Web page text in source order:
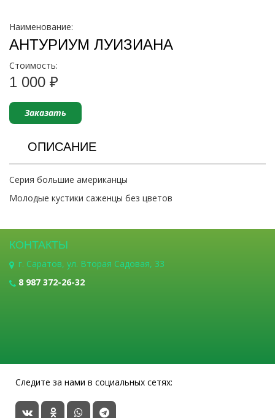
Наименование:
АНТУРИУМ ЛУИЗИАНА
Стоимость:
1 000 ₽
Заказать
ОПИСАНИЕ
Серия большие американцы
Молодые кустики саженцы без цветов
КОНТАКТЫ
г. Саратов, ул. Вторая Садовая, 33
8 987 372-26-32
Следите за нами в социальных сетях: